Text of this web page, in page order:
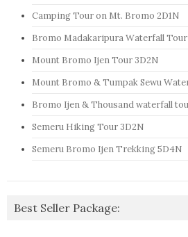
Camping Tour on Mt. Bromo 2D1N
Bromo Madakaripura Waterfall Tour
Mount Bromo Ijen Tour 3D2N
Mount Bromo & Tumpak Sewu
Bromo Ijen & Thousand waterfall
Semeru Hiking Tour 3D2N
Semeru Bromo Ijen Trekking 5D4N
Best Seller Package: